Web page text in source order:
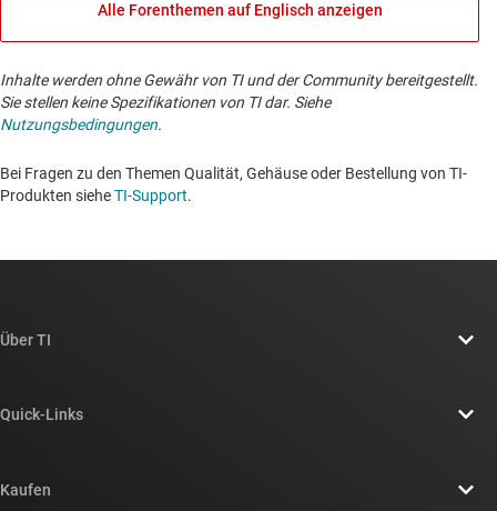
Alle Forenthemen auf Englisch anzeigen
Inhalte werden ohne Gewähr von TI und der Community bereitgestellt.
Sie stellen keine Spezifikationen von TI dar. Siehe
Nutzungsbedingungen.
Bei Fragen zu den Themen Qualität, Gehäuse oder Bestellung von TI-
Produkten sieheTI-Support. ​​​​​​​​​​​​​​
Über TI
Newsroom
Quick-Links
Kaufen